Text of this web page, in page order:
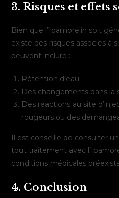
3. Risques et effets
Bien que l’Ipamorelin soit
existe des risques associés à
peuvent inclure :
Rétention d’eau
Des changements dans la
Des réactions au site
rougeurs ou des
Il est conseillé de consulter
tout traitement avec
conditions médicales
4. Conclusion